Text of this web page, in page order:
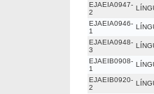
EJAEIA0947-
2
EJAEIA0946-
1
EJAEIA0948-
3
EJAEIB0908-
1
EJAEIB0920-
2